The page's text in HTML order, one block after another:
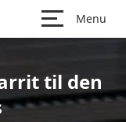
Menu
til den